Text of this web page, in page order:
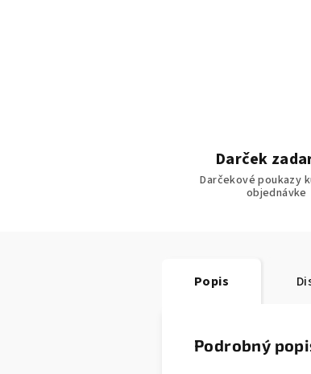
Darček
Darčekové poukazy
objednávke
Popis
Podrobný